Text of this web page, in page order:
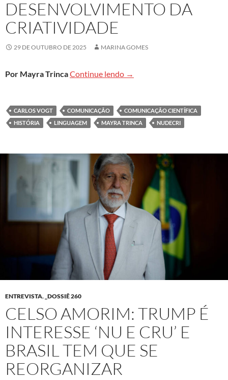
DESENVOLVIMENTO DA
CRIATIVIDADE
29 DE OUTUBRO DE 2025 MARINA GOMES
Por Mayra TrincaContinue lendo Carlos Vogt – A história do
→
CARLOS VOGT COMUNICAÇÃO
COMUNICAÇÃO CIENTÍFICA
HISTÓRIA
LINGUAGEM MAYRA TRINCA NUDECRI
ENTREVISTA, _DOSSIÊ 260
CELSO AMORIM: TRUMP É
INTERESSE ‘NU E CRU’ E
BRASIL TEM QUE SE
REORGANIZAR